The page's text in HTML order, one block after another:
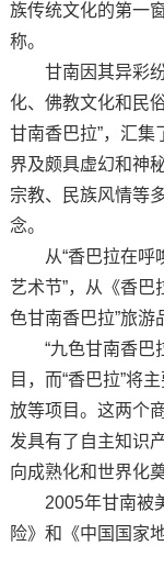
族传统文化的第一
称。
甘南因其异彩纷
化、佛教文化和民
甘南香巴拉”，汇
界及颇具虚幻和神
宗教、民族风情等
念。
从“香巴拉在呼唤
艺术节”，从《香巴
色甘南香巴拉”旅游
“九色甘南香巴拉
目，而“香巴拉”将
放等项目。这两个
发具有了自主知识
向成熟化和世界化
2005年甘南被美
险》和《中国国家